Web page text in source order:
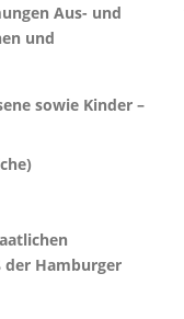
Aus- und
und
sowie Kinder –
der Hamburger